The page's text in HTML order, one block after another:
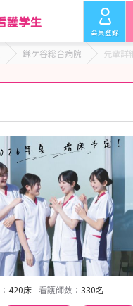
会員登録
鎌ケ谷総合病院 先輩詳
420床 看護師数： 330名